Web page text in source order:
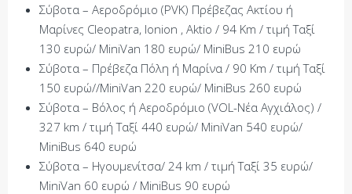
Σύβοτα – Αεροδρόμιο (PVK) Πρέβεζας Ακτίου ή
Μαρίνες Cleopatra, Ionion , Aktio / 94 Km / τιμή Ταξί
130 ευρώ/ MiniVan 180 ευρώ/ MiniBus 210 ευρώ
Σύβοτα – Πρέβεζα Πόλη ή Μαρίνα / 90 Km / τιμή Ταξί
150 ευρώ//MiniVan 220 ευρώ/ MiniBus 260 ευρώ
Σύβοτα – Βόλος ή Αεροδρόμιο (VOL-Νέα Αγχιάλος) /
327 km / τιμή Ταξί 440 ευρώ/ MiniVan 540 ευρώ/
MiniBus 640 ευρώ
Σύβοτα – Ηγουμενίτσα/ 24 km / τιμή Tαξί 35 ευρώ/
MiniVan 60 ευρώ / MiniBus 90 ευρώ